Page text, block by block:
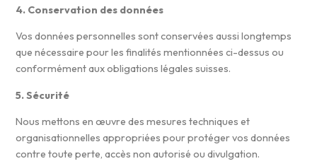
4. Conservation des données
Vos données personnelles sont conservées aussi longtemps
que nécessaire pour les finalités mentionnées ci-dessus ou
conformément aux obligations légales suisses.
5. Sécurité
Nous mettons en œuvre des mesures techniques et
organisationnelles appropriées pour protéger vos données
contre toute perte, accès non autorisé ou divulgation.